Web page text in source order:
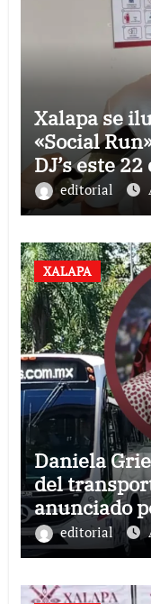
Xalapa se
«Social
DJ’s este
editorial
XALAPA
Daniela
del
anunciado
editorial